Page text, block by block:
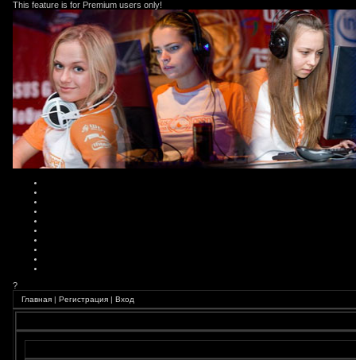
This feature is for Premium users only!
?
Главная | Регистрация | Вход